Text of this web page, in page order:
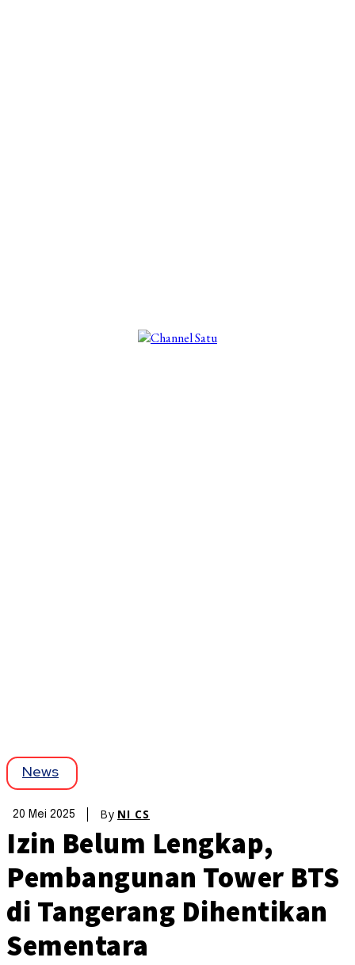
News
20 Mei 2025 By NI CS
Izin Belum Lengkap,
Pembangunan Tower BTS
di Tangerang Dihentikan
Sementara